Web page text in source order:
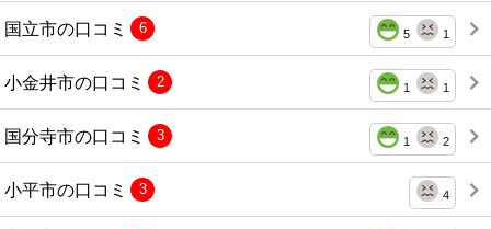
国立市の口コミ 5 1
6
小金井市の口コミ 1 1
2
国分寺市の口コミ 1 2
3
小平市の口コミ 4
3